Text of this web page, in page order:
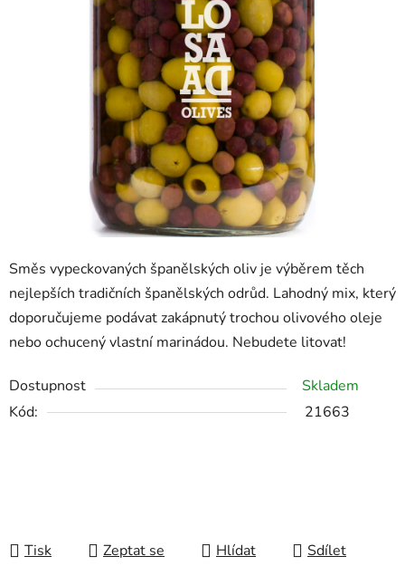
Směs vypeckovaných španělských oliv je výběrem těch
nejlepších tradičních španělských odrůd. Lahodný mix, který
doporučujeme podávat zakápnutý trochou olivového oleje
nebo ochucený vlastní marinádou. Nebudete litovat!
Dostupnost
Skladem
Kód:
21663
Tisk Zeptat se Hlídat Sdílet